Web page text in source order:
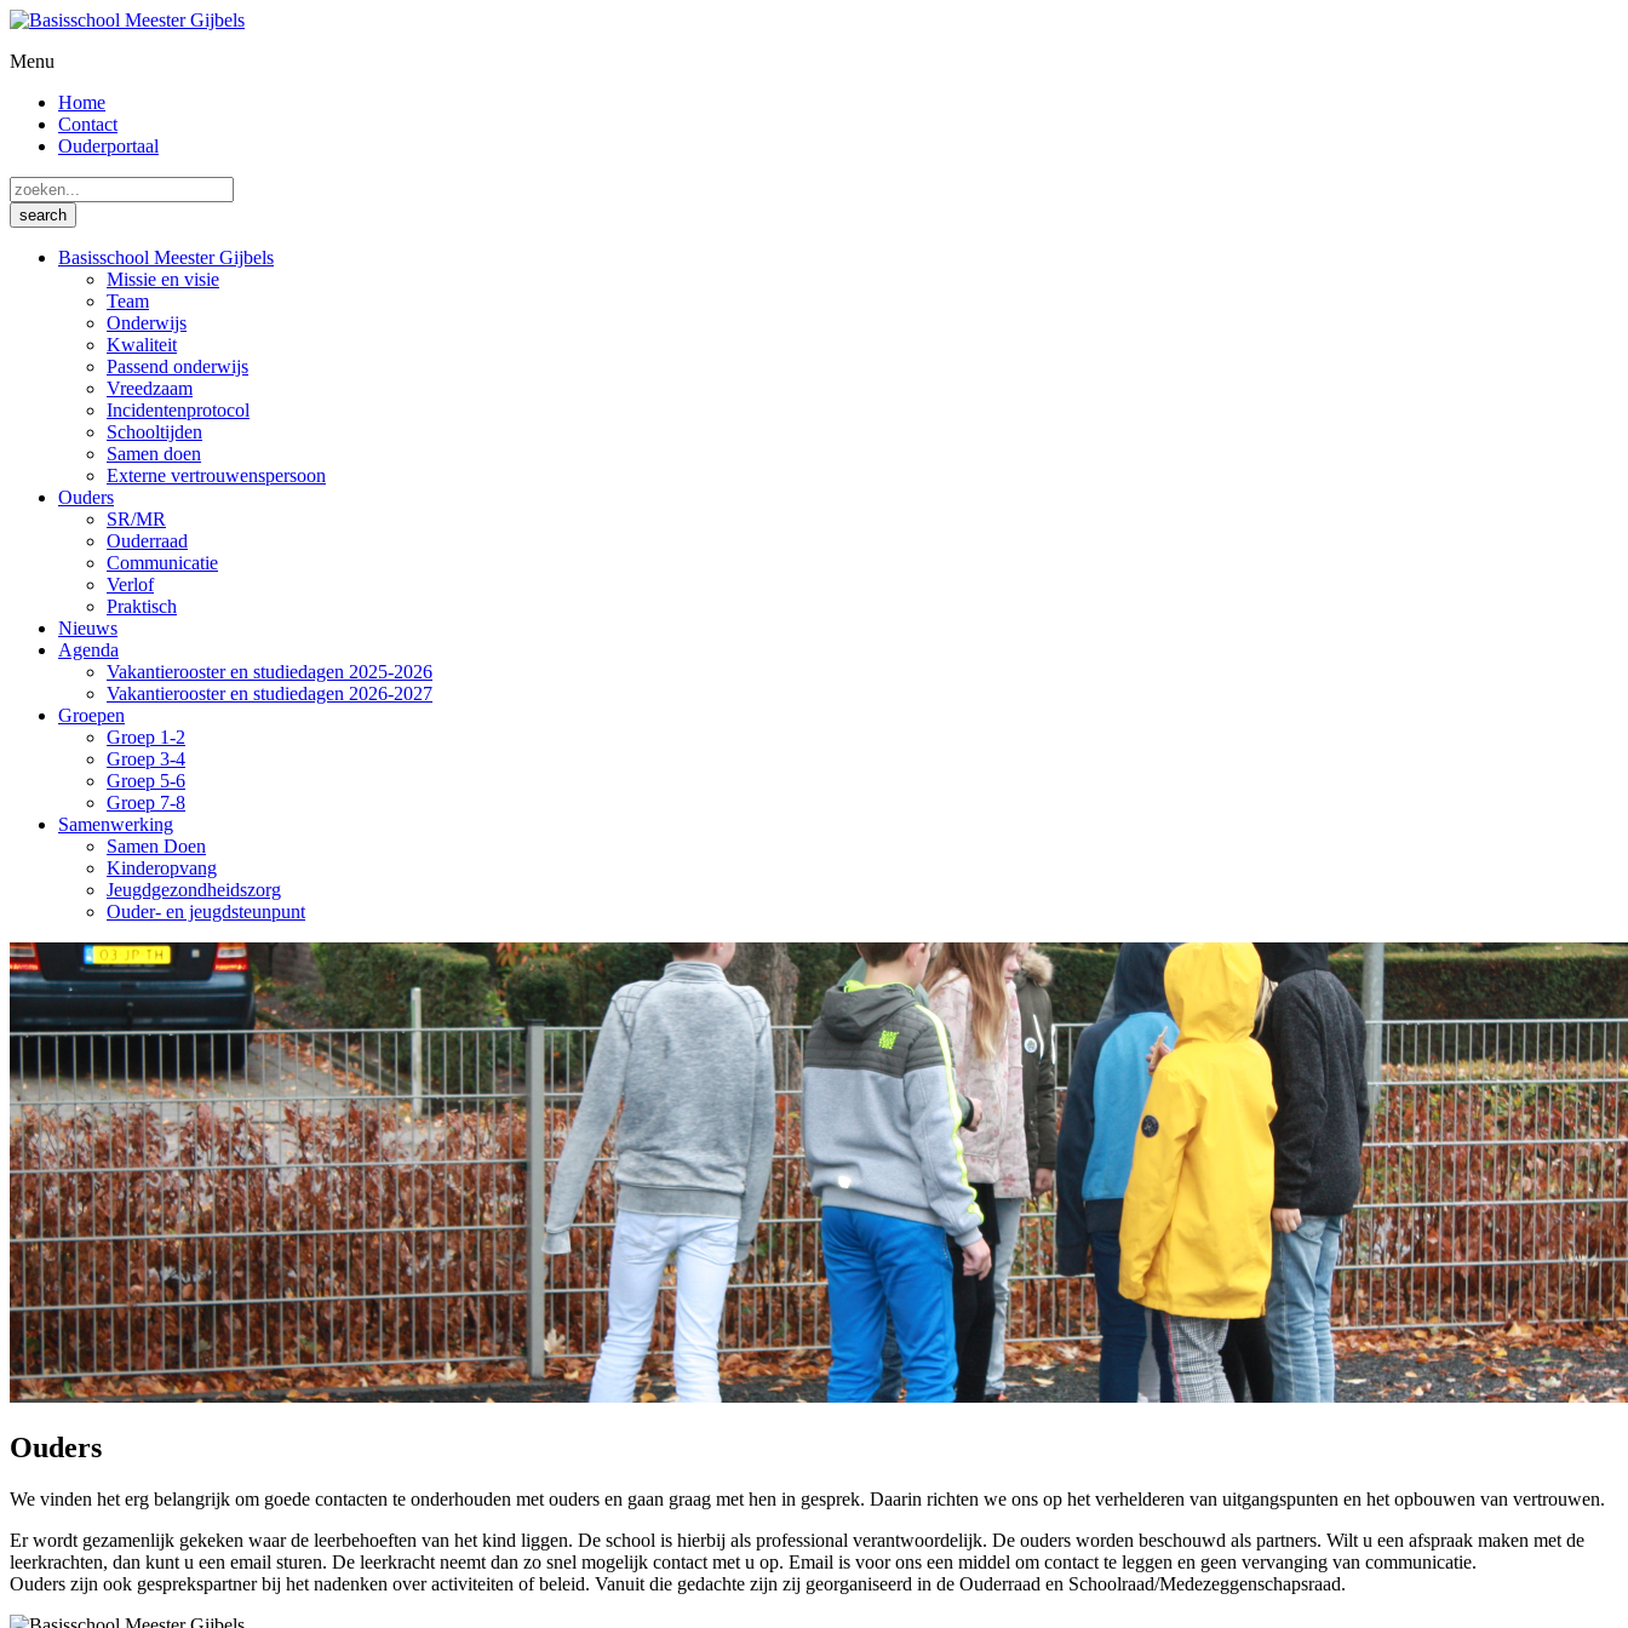
Menu
Home
Contact
Ouderportaal
Basisschool Meester Gijbels
Missie en visie
Team
Onderwijs
Kwaliteit
Passend onderwijs
Vreedzaam
Incidentenprotocol
Schooltijden
Samen doen
Externe vertrouwenspersoon
Ouders
SR/MR
Ouderraad
Communicatie
Verlof
Praktisch
Nieuws
Agenda
Vakantierooster en studiedagen 2025-2026
Vakantierooster en studiedagen 2026-2027
Groepen
Groep 1-2
Groep 3-4
Groep 5-6
Groep 7-8
Samenwerking
Samen Doen
Kinderopvang
Jeugdgezondheidszorg
Ouder- en jeugdsteunpunt
Ouders
We vinden het erg belangrijk om goede contacten te onderhouden met ouders en gaan graag met hen in gesprek. Daarin richten we ons op het verhelderen van uitgangspunten en het opbouwen van vertrouwen.
Er wordt gezamenlijk gekeken waar de leerbehoeften van het kind liggen. De school is hierbij als professional verantwoordelijk. De ouders worden beschouwd als partners. Wilt u een afspraak maken met de
leerkrachten, dan kunt u een email sturen. De leerkracht neemt dan zo snel mogelijk contact met u op. Email is voor ons een middel om contact te leggen en geen vervanging van communicatie.
Ouders zijn ook gesprekspartner bij het nadenken over activiteiten of beleid. Vanuit die gedachte zijn zij georganiseerd in de Ouderraad en Schoolraad/Medezeggenschapsraad.